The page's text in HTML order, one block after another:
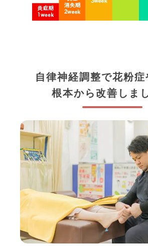
自律神経調整で花粉症
根本から改善しま